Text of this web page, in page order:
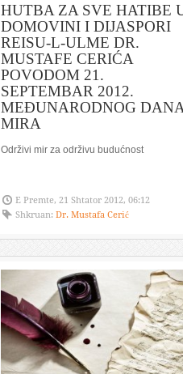
HUTBA ZA SVE HATIBE
DOMOVINI I DIJASPORI
REISU-L-ULME DR.
MUSTAFE CERIĆA
POVODOM 21.
SEPTEMBAR 2012.
MEĐUNARODNOG DANA
MIRA
Održivi mir za održivu budućnost
E Premte, 21 Shtator 2012, 06:12
Shkruan: Dr. Mustafa Cerić